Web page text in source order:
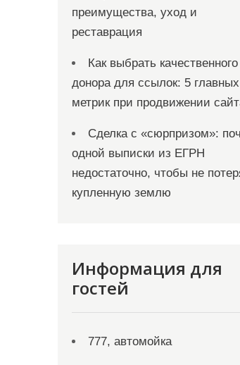
преимущества, уход и
реставрация
Как выбрать качественного
донора для ссылок: 5 главных
метрик при продвижении
Сделка с «сюрпризом»:
одной выписки из ЕГРН
недостаточно, чтобы не
купленную землю
Информация для
гостей
777, автомойка